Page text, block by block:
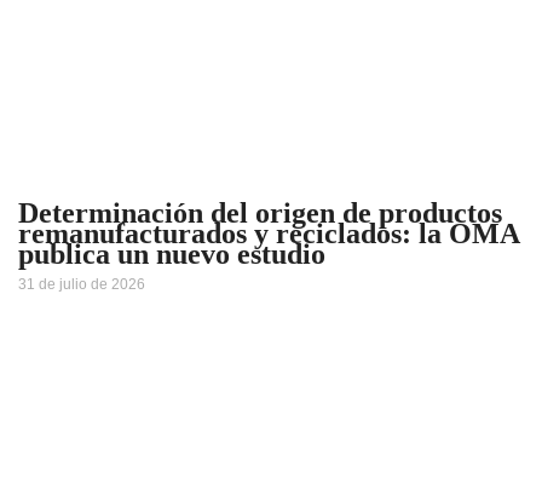
Determinación del origen de productos
remanufacturados y reciclados: la OMA
publica un nuevo estudio
31 de julio de 2026